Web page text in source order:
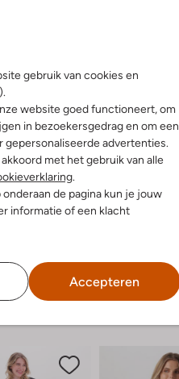
gebruik van cookies en
website goed functioneert, om
in bezoekersgedrag en om een
gepersonaliseerde advertenties.
met het gebruik van alle
.
de pagina kun je jouw
informatie of een klacht
Accepteren
Kan niet in de droogtrommel
Niet bleken